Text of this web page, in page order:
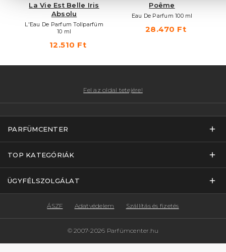
La Vie Est Belle Iris
Absolu
L'Eau De Parfum Tollparfüm
10 ml
12.510 Ft
Poême
Eau De Parfum 100 ml
28.470 Ft
Fel az oldal tetejére!
PARFÜMCENTER
TOP KATEGÓRIÁK
ÜGYFÉLSZOLGÁLAT
© 2007-2026 Parfümcenter.hu
ÁSZF Adatvédelem Szállítás és fizetés